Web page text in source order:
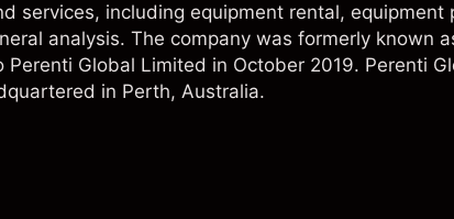
services, including equipment rental, equipment
analysis. The company was formerly known
Global Limited in October 2019. Perenti
in Perth, Australia.